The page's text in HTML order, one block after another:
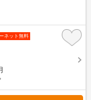
ネット無料